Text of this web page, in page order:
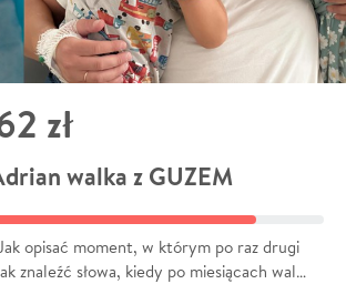
zł
walka z GUZEM
opisać moment, w którym po raz drugi
znaleźć słowa, kiedy po miesiącach wal…